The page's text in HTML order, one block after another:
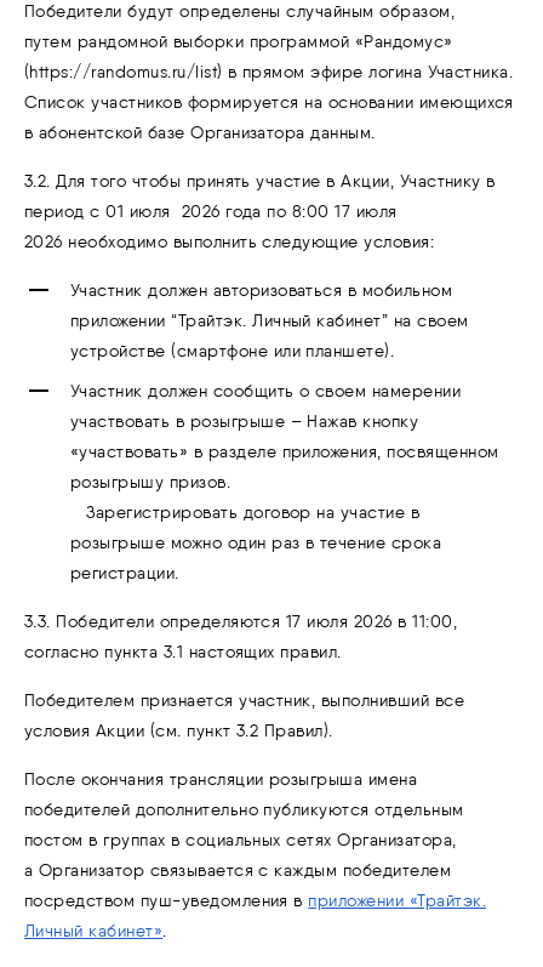
Победители будут определены случайным образом,
путем рандомной выборки программой «Рандомус»
(https://randomus.ru/list) в прямом эфире логина Участника.
Список участников формируется на основании имеющихся
в абонентской базе Организатора данным.
3.2. Для того чтобы принять участие в Акции, Участнику в
период с 01 июля 2026 года по 8:00 17 июля
2026 необходимо выполнить следующие условия:
Участник должен авторизоваться в мобильном
приложении “Трайтэк. Личный кабинет” на своем
устройстве (смартфоне или планшете).
Участник должен сообщить о своем намерении
участвовать в розыгрыше – Нажав кнопку
«участвовать» в разделе приложения, посвященном
розыгрышу призов.
Зарегистрировать договор на участие в
розыгрыше можно один раз в течение срока
регистрации.
3.3. Победители определяются 17 июля 2026 в 11:00,
согласно пункта 3.1 настоящих правил.
Победителем признается участник, выполнивший все
условия Акции (см. пункт 3.2 Правил).
После окончания трансляции розыгрыша имена
победителей дополнительно публикуются отдельным
постом в группах в социальных сетях Организатора,
а Организатор связывается с каждым победителем
посредством пуш-уведомления в приложении «Трайтэк.
Личный кабинет».